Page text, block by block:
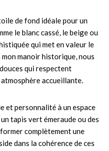
de fond idéale pour un
le blanc cassé, le beige ou
qui met en valeur le
manoir historique, nous
qui respectent
accueillante.
et personnalité à un espace
tapis vert émeraude ou des
complètement une
dans la cohérence de ces